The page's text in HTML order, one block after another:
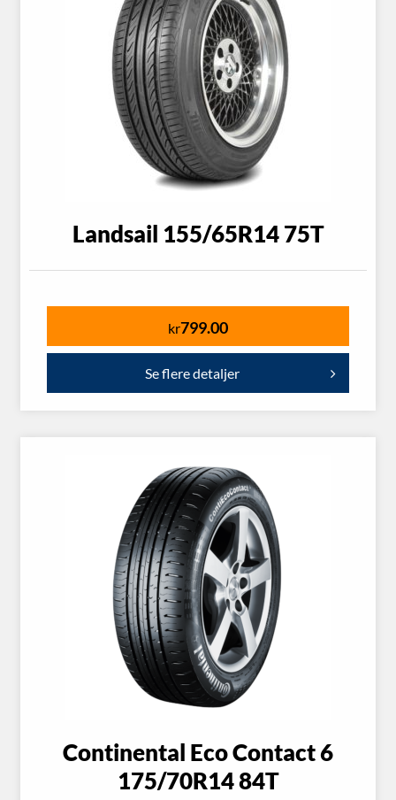
Landsail 155/65R14 75T
kr799.00
Se flere detaljer
Continental Eco Contact 6
175/70R14 84T